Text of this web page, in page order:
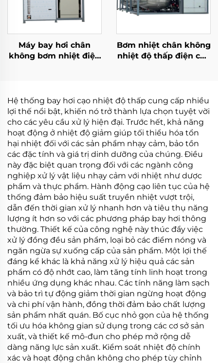
Máy bay hơi chân
không bơm nhiệt điện
Bơm nhiệt chân không
nhiệt độ thấp điện cho
Hệ thống bay hơi cạo nhiệt độ thấp cung cấp nhiều
lợi thế nổi bật, khiến nó trở thành lựa chọn tuyệt vời
cho các yêu cầu xử lý hiện đại. Trước hết, khả năng
hoạt động ở nhiệt độ giảm giúp tối thiểu hóa tổn
hại nhiệt đối với các sản phẩm nhạy cảm, bảo tồn
các đặc tính và giá trị dinh dưỡng của chúng. Điều
này đặc biệt quan trọng đối với các ngành công
nghiệp xử lý vật liệu nhạy cảm với nhiệt như dược
phẩm và thực phẩm. Hành động cạo liên tục của hệ
thống đảm bảo hiệu suất truyền nhiệt vượt trội,
dẫn đến thời gian xử lý nhanh hơn và tiêu thụ năng
lượng ít hơn so với các phương pháp bay hơi thông
thường. Thiết kế của công nghệ này thúc đẩy việc
xử lý đồng đều sản phẩm, loại bỏ các điểm nóng và
ngăn ngừa sự xuống cấp của sản phẩm. Một lợi thế
đáng kể khác là khả năng xử lý hiệu quả các sản
phẩm có độ nhớt cao, làm tăng tính linh hoạt trong
nhiều ứng dụng khác nhau. Các tính năng làm sạch
và bảo trì tự động giảm thời gian ngừng hoạt động
và chi phí vận hành, đồng thời đảm bảo chất lượng
sản phẩm nhất quán. Bố cục nhỏ gọn của hệ thống
tối ưu hóa không gian sử dụng trong các cơ sở sản
xuất, và thiết kế mô-đun cho phép mở rộng dễ
dàng năng lực sản xuất. Kiểm soát nhiệt độ chính
xác và hoạt động chân không cho phép tùy chỉnh